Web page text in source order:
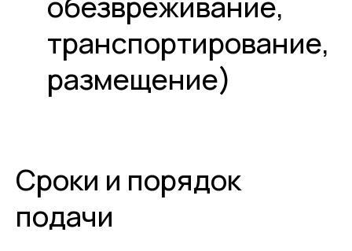
транспортирование,
размещение)
Сроки и порядок
подачи